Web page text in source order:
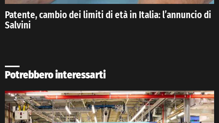
Patente, cambio dei limiti di età in Italia: l’annuncio di
Salvini
Potrebbero interessarti